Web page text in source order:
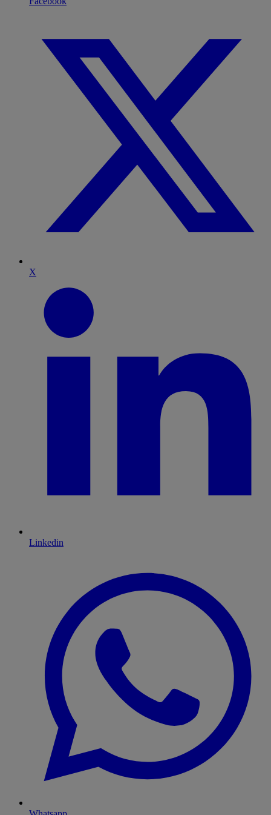
X
Linkedin